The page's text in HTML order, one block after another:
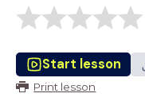
Start lesson
Print lesson